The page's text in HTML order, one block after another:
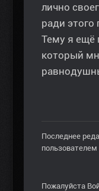
лично
ради этого
Тему я ещё
который
Последнее
пользователем
Пожалуйста